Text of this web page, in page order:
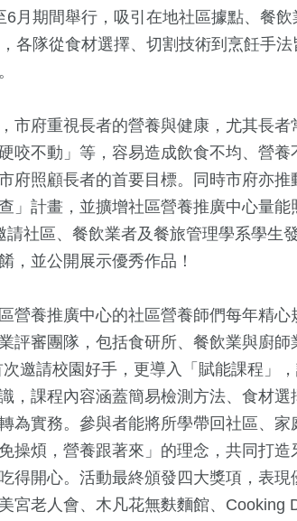
6月期間舉行，吸引在地社區據點、餐
各隊從食材選擇、切割技術到烹飪手
市府重視長者的營養與健康，尤其長
咬不動」等，容易造成飲食不均、營
府照顧長者的首要目標。同時市府亦
」計畫，並擴增社區營養推廣中心量
請社區、餐飲業者及餐旅管理學系學生
，並公開展示優秀作品！
營養推廣中心的社區營養師們每年精
評審團隊，包括食研所、餐飲業與廚
邀請校園好手，更導入「賦能課程」
，課程內容涵蓋簡易檢測方法、食材
為實務。參與者能將所學帶回社區、
操煩，營養跟著來」的理念，共同打
得開心。活動最終頒發四大獎項，表現
宮老人會、木凡花無麩麵館、Cooking
1+
金鐘獎
637+
文教